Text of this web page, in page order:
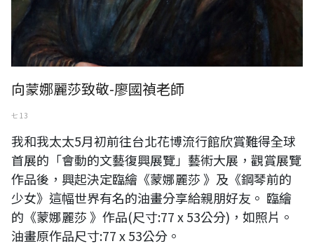
向蒙娜麗莎致敬-廖國禎老師
七 13
我和我太太5月初前往台北花博流行館欣賞難得全球
首展的「會動的文藝復興展覽」藝術大展，觀賞展覽
作品後，興起決定臨繪《蒙娜麗莎 》及《鋼琴前的
少女》這幅世界有名的油畫分享給親朋好友。 臨繪
的《蒙娜麗莎 》作品(尺寸:77 x 53公分)，如照片。
油畫原作品尺寸:77 x 53公分。